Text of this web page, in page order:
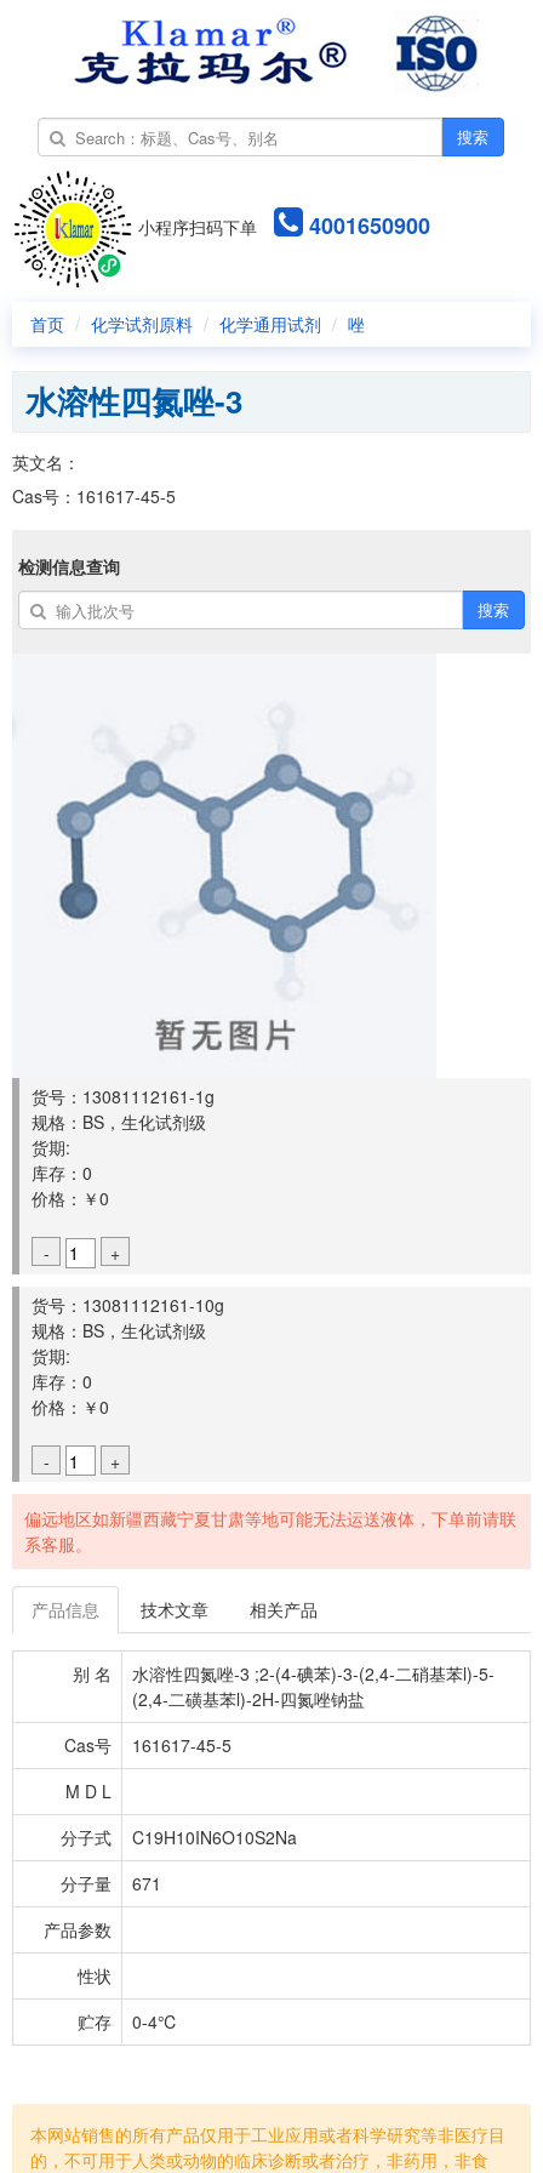
搜索
小程序扫码下单 4001650900
首页 化学试剂原料 化学通用试剂 唑
水溶性四氮唑-3
英文名：
Cas号：161617-45-5
检测信息查询
搜索
货号：13081112161-1g
规格：BS，生化试剂级
货期:
库存：0
价格：￥0
- +
货号：13081112161-10g
规格：BS，生化试剂级
货期:
库存：0
价格：￥0
- +
偏远地区如新疆西藏宁夏甘肃等地可能无法运送液体，下单前请联
系客服。
产品信息 技术文章 相关产品
别 名
水溶性四氮唑-3 ;2-(4-碘苯)-3-(2,4-二硝基苯l)-5-
(2,4-二磺基苯l)-2H-四氮唑钠盐
Cas号
161617-45-5
M D L
分子式
C19H10IN6O10S2Na
分子量
671
产品参数
性状
贮存
0-4℃
本网站销售的所有产品仅用于工业应用或者科学研究等非医疗目
的，不可用于人类或动物的临床诊断或者治疗，非药用，非食